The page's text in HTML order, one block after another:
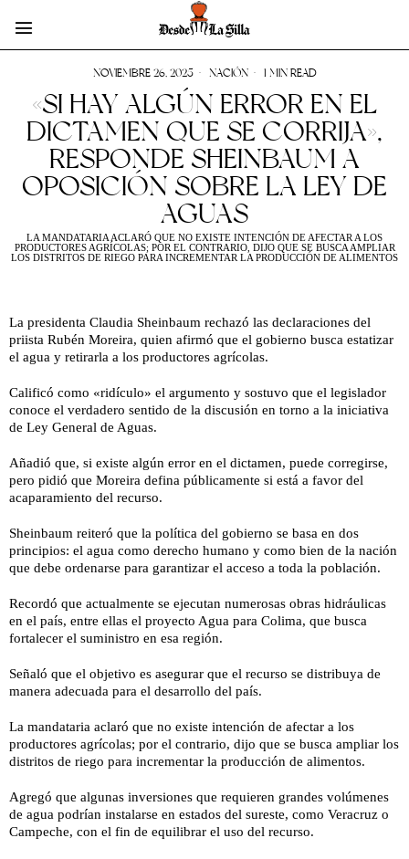
NOVIEMBRE 26, 2025 NACIÓN 1 MIN READ
«SI HAY ALGÚN ERROR EN EL
DICTAMEN QUE SE CORRIJA»,
RESPONDE SHEINBAUM A
OPOSICIÓN SOBRE LA LEY DE
AGUAS
LA MANDATARIA ACLARÓ QUE NO EXISTE INTENCIÓN DE AFECTAR A LOS
PRODUCTORES AGRÍCOLAS; POR EL CONTRARIO, DIJO QUE SE BUSCA AMPLIAR
LOS DISTRITOS DE RIEGO PARA INCREMENTAR LA PRODUCCIÓN DE ALIMENTOS
La presidenta Claudia Sheinbaum rechazó las declaraciones del
priista Rubén Moreira, quien afirmó que el gobierno busca estatizar
el agua y retirarla a los productores agrícolas.
Calificó como «ridículo» el argumento y sostuvo que el legislador
conoce el verdadero sentido de la discusión en torno a la iniciativa
de Ley General de Aguas.
Añadió que, si existe algún error en el dictamen, puede corregirse,
pero pidió que Moreira defina públicamente si está a favor del
acaparamiento del recurso.
Sheinbaum reiteró que la política del gobierno se basa en dos
principios: el agua como derecho humano y como bien de la nación
que debe ordenarse para garantizar el acceso a toda la población.
Recordó que actualmente se ejecutan numerosas obras hidráulicas
en el país, entre ellas el proyecto Agua para Colima, que busca
fortalecer el suministro en esa región.
Señaló que el objetivo es asegurar que el recurso se distribuya de
manera adecuada para el desarrollo del país.
La mandataria aclaró que no existe intención de afectar a los
productores agrícolas; por el contrario, dijo que se busca ampliar los
distritos de riego para incrementar la producción de alimentos.
Agregó que algunas inversiones que requieren grandes volúmenes
de agua podrían instalarse en estados del sureste, como Veracruz o
Campeche, con el fin de equilibrar el uso del recurso.